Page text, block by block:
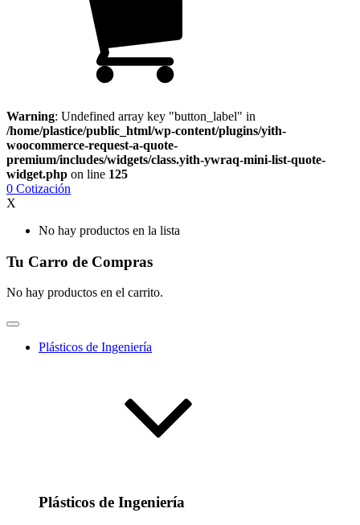
Warning: Undefined array key "button_label" in
/home/plastice/public_html/wp-content/plugins/yith-
woocommerce-request-a-quote-
premium/includes/widgets/class.yith-ywraq-mini-list-quote-
widget.php on line 125
0 Cotización
X
No hay productos en la lista
Tu Carro de Compras
No hay productos en el carrito.
Plásticos de Ingeniería
Plásticos de Ingeniería